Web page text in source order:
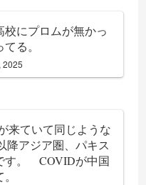
にプロムが無かっ
る。
2025
来ていて同じような
降アジア圏、パキス
す。 COVIDが中国